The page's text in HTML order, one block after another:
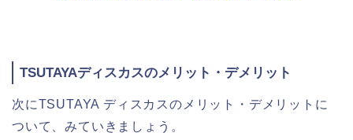
TSUTAYAディスカスのメリット・デメリット
次にTSUTAYA ディスカスのメリット・デメリットに
ついて、みていきましょう。